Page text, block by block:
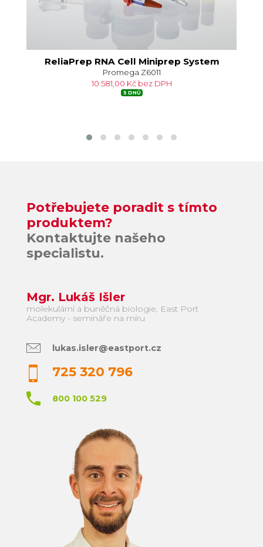
ReliaPrep RNA Cell Miniprep System
Promega Z6011
10 581,00 Kč bez DPH
5 DNŮ
Potřebujete poradit s tímto
produktem?
Kontaktujte našeho
specialistu.
Mgr. Lukáš Išler
molekulární a buněčná biologie, East Port
Academy - semináře na míru
lukas.isler@eastport.cz
725 320 796
800 100 529